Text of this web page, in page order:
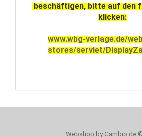
beschäftigen, bitte auf den
klicken:
www.wbg-verlage.de/
stores/servlet/
Webshop by Gambio.de